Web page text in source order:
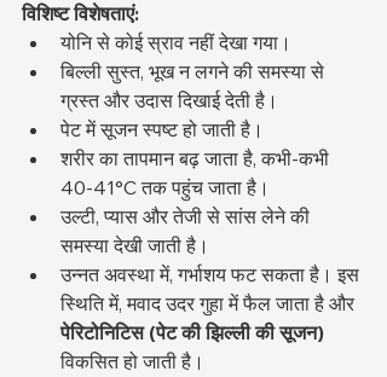
विशिष्ट विशेषताएं:
योनि से कोई स्राव नहीं देखा गया।
बिल्ली सुस्त, भूख न लगने की समस्या से
ग्रस्त और उदास दिखाई देती है।
पेट में सूजन स्पष्ट हो जाती है।
शरीर का तापमान बढ़ जाता है, कभी-कभी
40-41°C तक पहुंच जाता है।
उल्टी, प्यास और तेजी से सांस लेने की
समस्या देखी जाती है।
उन्नत अवस्था में, गर्भाशय फट सकता है। इस
स्थिति में, मवाद उदर गुहा में फैल जाता है और
पेरिटोनिटिस (पेट की झिल्ली की सूजन)
विकसित हो जाती है।